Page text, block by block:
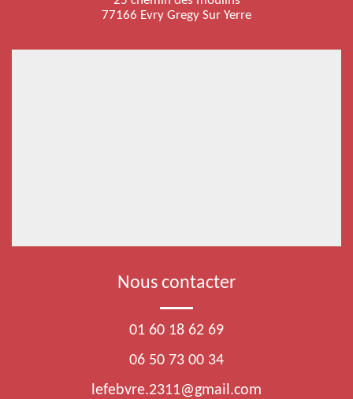
77166 Evry Gregy Sur Yerre
Nous contacter
01 60 18 62 69
06 50 73 00 34
lefebvre.2311@gmail.com